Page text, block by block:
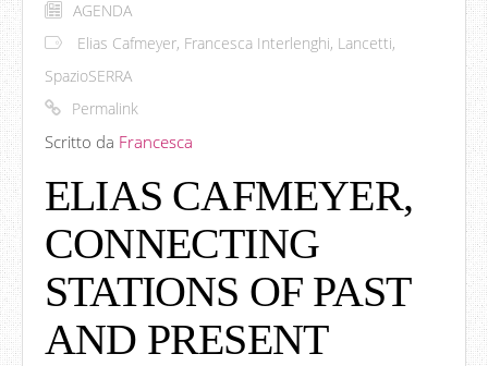
AGENDA
Elias Cafmeyer, Francesca Interlenghi, Lancetti,
SpazioSERRA
Permalink
Scritto da Francesca
ELIAS CAFMEYER,
CONNECTING
STATIONS OF PAST
AND PRESENT